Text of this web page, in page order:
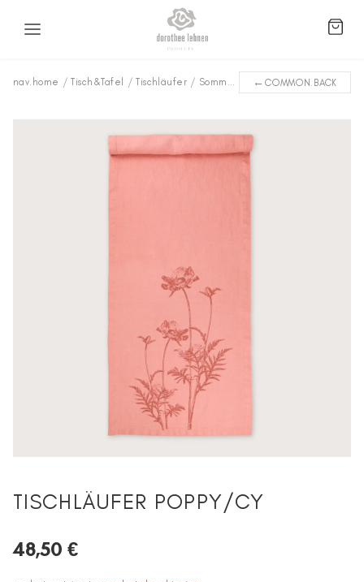
nav.home / Tisch&Tafel / Tischläufer / Sommerflora / Tischläufer POPPY/
←COMMON.BACK
TISCHLÄUFER POPPY/CY
48,50 €